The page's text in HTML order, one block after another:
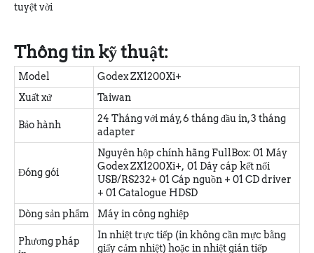
tuyệt vời
Thông tin kỹ thuật:
Model
Godex ZX1200Xi+
Xuất xứ
Taiwan
Bảo hành
24 Tháng với máy, 6 tháng đầu in, 3 tháng
adapter
Đóng gói
Nguyên hộp chính hãng FullBox: 01 Máy
Godex ZX1200Xi+, 01 Dây cáp kết nối
USB/RS232+ 01 Cáp nguồn + 01 CD driver
+ 01 Catalogue HDSD
Dòng sản phẩm
Máy in công nghiệp
Phương pháp
In nhiệt trực tiếp (in không cần mực bằng
giấy cảm nhiệt) hoặc in nhiệt gián tiếp